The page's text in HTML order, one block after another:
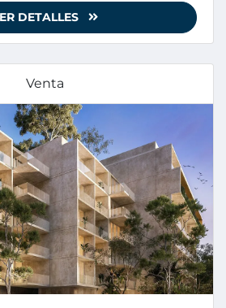
DETALLES
Venta